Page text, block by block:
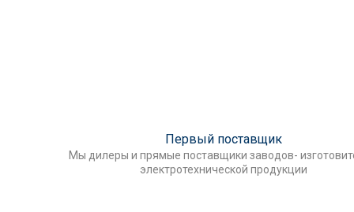
Первый поставщик
Мы дилеры и прямые поставщики заводов-
электротехнической продукции